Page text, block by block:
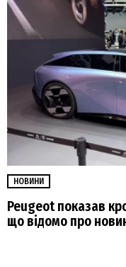
НОВИНИ
Peugeot показав
що відомо про